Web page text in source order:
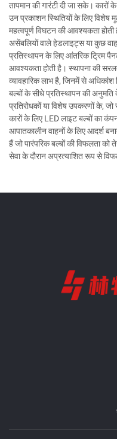
तापमान की गारंटी दी जा सके।
उन प्रकाशन स्थितियों के लिए विशेष
महत्वपूर्ण विघटन की आवश्यकता
असेंबलियों वाले हेडलाइट्स या कुछ
प्रतिस्थापन के लिए आंतरिक ट्रिम
आवश्यकता होती है। स्थापना की
व्यावहारिक लाभ है, जिनमें से अधिकांश
बल्बों के सीधे प्रतिस्थापन की अनुमति
प्रतिरोधकों या विशेष उपकरणों के, जो
कारों के लिए LED लाइट बल्बों का
आपातकालीन वाहनों के लिए आदर्श
हैं जो पारंपरिक बल्बों की विफलता
सेवा के दौरान अप्रत्याशित रूप से